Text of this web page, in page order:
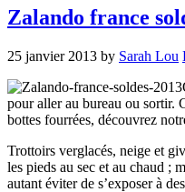
Zalando france
25 janvier 2013 by Sarah Lou
pour aller au bureau ou sortir.
bottes fourrées, découvrez
Trottoirs verglacés, neige et
les pieds au sec et au chaud ;
autant éviter de s’exposer à